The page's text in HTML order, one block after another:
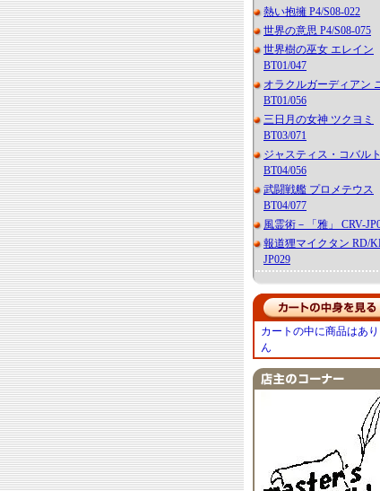
熱い抱擁 P4/S08-022
世界の意思 P4/S08-075
世界樹の巫女 エレイン
BT01/047
オラクルガーディアン
BT01/056
三日月の女神 ツクヨミ
BT03/071
ジャスティス・コバルト
BT04/056
武闘戦艦 プロメテウス
BT04/077
風霊術－「雅」 CRV-
報道狸マイクタン RD/
JP029
カートの中に商品はあ
ん